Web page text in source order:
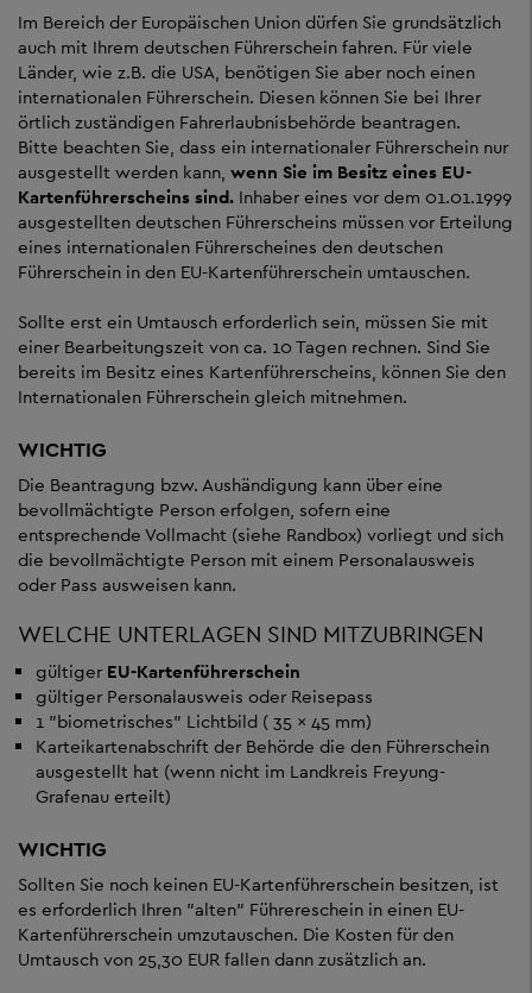
Im Bereich der Europäischen Union dürfen Sie grundsätzlich
auch mit Ihrem deutschen Führerschein fahren. Für viele
Länder, wie z.B. die USA, benötigen Sie aber noch einen
internationalen Führerschein. Diesen können Sie bei Ihrer
örtlich zuständigen Fahrerlaubnisbehörde beantragen.
Bitte beachten Sie, dass ein internationaler Führerschein nur
ausgestellt werden kann, wenn Sie im Besitz eines EU-
Kartenführerscheins sind. Inhaber eines vor dem 01.01.1999
ausgestellten deutschen Führerscheins müssen vor Erteilung
eines internationalen Führerscheines den deutschen
Führerschein in den EU-Kartenführerschein umtauschen.
Sollte erst ein Umtausch erforderlich sein, müssen Sie mit
einer Bearbeitungszeit von ca. 10 Tagen rechnen. Sind Sie
bereits im Besitz eines Kartenführerscheins, können Sie den
Internationalen Führerschein gleich mitnehmen.
WICHTIG
Die Beantragung bzw. Aushändigung kann über eine
bevollmächtigte Person erfolgen, sofern eine
entsprechende Vollmacht (siehe Randbox) vorliegt und sich
die bevollmächtigte Person mit einem Personalausweis
oder Pass ausweisen kann.
WELCHE UNTERLAGEN SIND MITZUBRINGEN
gültiger EU-Kartenführerschein
gültiger Personalausweis oder Reisepass
1 "biometrisches" Lichtbild ( 35 x 45 mm)
Karteikartenabschrift der Behörde die den Führerschein
ausgestellt hat (wenn nicht im Landkreis Freyung-
Grafenau erteilt)
WICHTIG
Sollten Sie noch keinen EU-Kartenführerschein besitzen, ist
es erforderlich Ihren "alten" Führereschein in einen EU-
Kartenführerschein umzutauschen. Die Kosten für den
Umtausch von 25,30 EUR fallen dann zusätzlich an.